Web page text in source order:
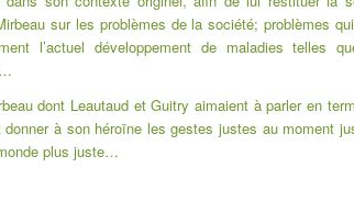
sur les problèmes de la société; problèmes
l’actuel développement de maladies telles
dont Leautaud et Guitry aimaient à parler en
à son héroïne les gestes justes au moment
plus juste…